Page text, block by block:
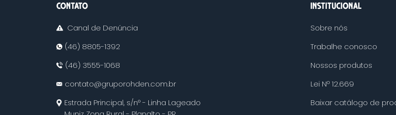
CONTATO
Canal de Denúncia
(46) 8805-1392
(46) 3555-1068
contato@gruporohden.com.br
Estrada Principal, s/n° - Linha Lageado
INSTITUCIONAL
Sobre nós
Trabalhe conosco
Nossos produtos
Lei Nº 12.669
Baixar catálogo de